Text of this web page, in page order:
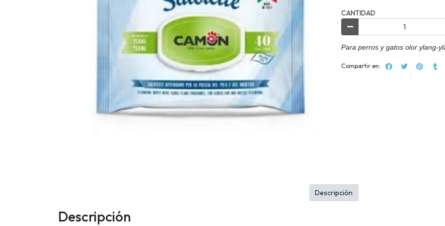
CANTIDAD
Para perros y gatos olor ylang-
Compartir en:
Descripción
Descripción